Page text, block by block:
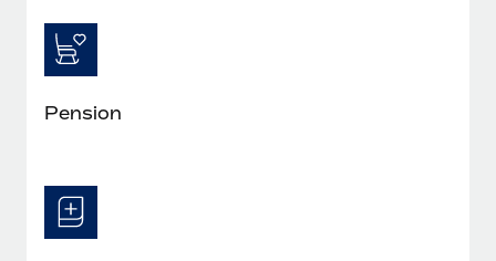
Pension